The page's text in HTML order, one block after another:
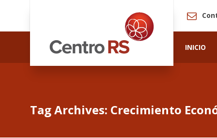
INICIO
Tag Archives: Crecimiento